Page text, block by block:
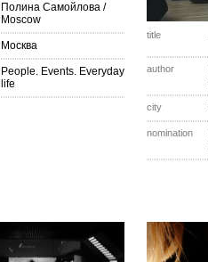
Полина Самойлова /
Moscow
Москва
People. Events. Everyday
life
title
author
city
nomination